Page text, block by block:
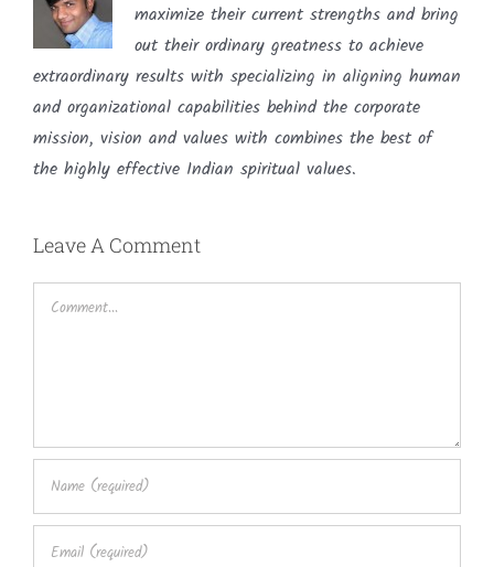
maximize their current strengths and bring
out their ordinary greatness to achieve
extraordinary results with specializing in aligning human
and organizational capabilities behind the corporate
mission, vision and values with combines the best of
the highly effective Indian spiritual values.
Leave A Comment
Comment